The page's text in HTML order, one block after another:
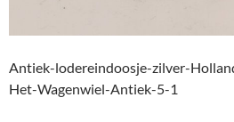
Antiek-lodereindoosje-zilver-
Het-Wagenwiel-Antiek-5-1